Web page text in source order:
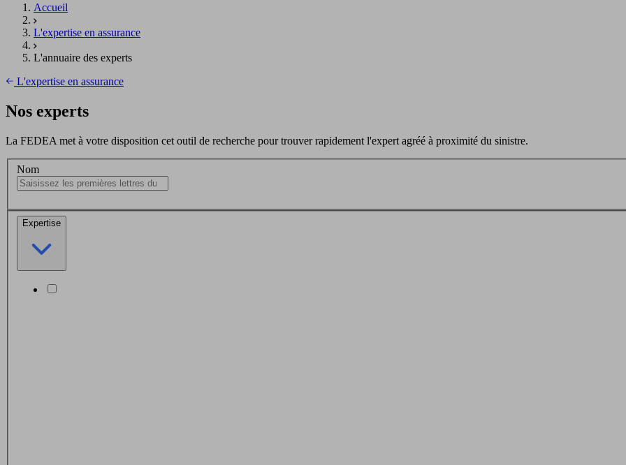
Accueil
L'expertise en assurance
L'annuaire des experts
L'expertise en assurance
Nos experts
La FEDEA met à votre disposition cet outil de recherche pour trouver rapidement l'expert agréé à proximité du sinistre.
Nom
Expertise